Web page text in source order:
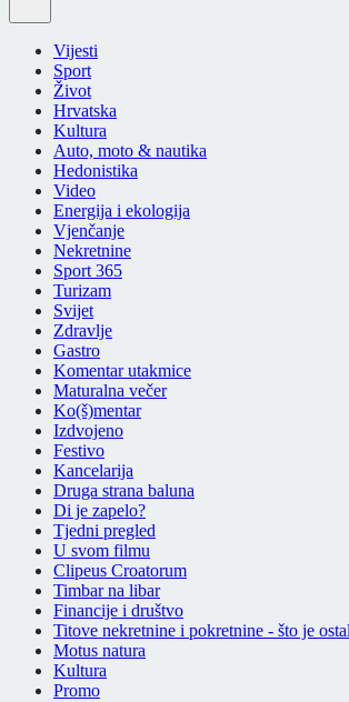
Vijesti
Sport
Život
Hrvatska
Kultura
Auto, moto & nautika
Hedonistika
Video
Energija i ekologija
Vjenčanje
Nekretnine
Sport 365
Turizam
Svijet
Zdravlje
Gastro
Komentar utakmice
Maturalna večer
Ko(š)mentar
Izdvojeno
Festivo
Kancelarija
Druga strana baluna
Di je zapelo?
Tjedni pregled
U svom filmu
Clipeus Croatorum
Timbar na libar
Financije i društvo
Titove nekretnine i pokretnine - što je
Motus natura
Kultura
Promo